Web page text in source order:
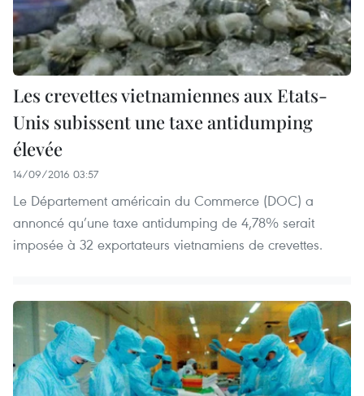
Les crevettes vietnamiennes aux Etats-
Unis subissent une taxe antidumping
élevée
14/09/2016 03:57
Le Département américain du Commerce (DOC) a
annoncé qu’une taxe antidumping de 4,78% serait
imposée à 32 exportateurs vietnamiens de crevettes.